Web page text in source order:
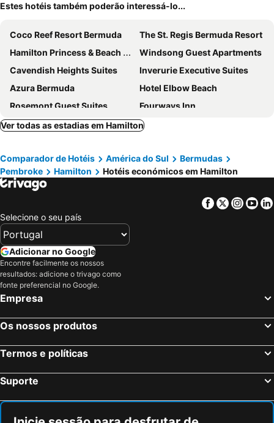
Estes hotéis também poderão interessá-lo...
Coco Reef Resort Bermuda
The St. Regis Bermuda Resort
Hamilton Princess & Beach Club - A Fairmont Managed Hotel
Windsong Guest Apartments
Cavendish Heights Suites
Inverurie Executive Suites
Azura Bermuda
Hotel Elbow Beach
Rosemont Guest Suites
Fourways Inn
Greenbank Guest House
Fairmont Southampton
Ver todas as estadias em Hamilton
Comparador de Hotéis América do Sul
Bermudas
Pembroke
Hamilton Hotéis económicos em Hamilton
Facebook
Twitter
Selecione o seu país
Adicionar no Google
Encontre facilmente os nossos
resultados: adicione o trivago como
fonte preferencial no Google.
Empresa
Os nossos produtos
Termos e políticas
Suporte